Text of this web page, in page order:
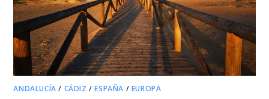
ANDALUCÍA / CÁDIZ /ESPAÑA / EUROPA